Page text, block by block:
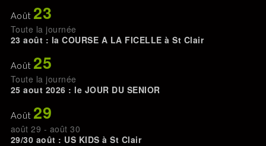
Août 23
Toute la journée
23 août : la COURSE A LA FICELLE à St Clair
Août 25
Toute la journée
25 aout 2026 : le JOUR DU SENIOR
Août 29
août 29 - août 30
29/30 août : US KIDS à St Clair